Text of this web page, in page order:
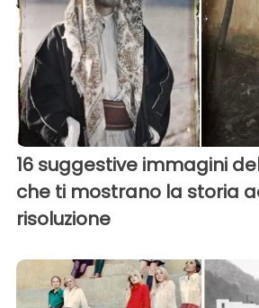
16 suggestive immagini
che ti mostrano la storia
risoluzione